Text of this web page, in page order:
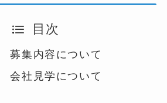
目次
募集内容について
会社見学について